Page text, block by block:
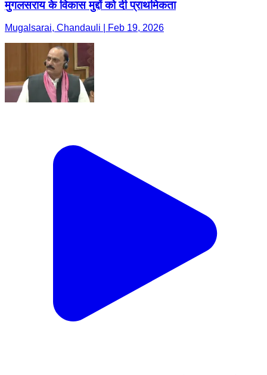
मुगलसराय के विकास मुद्दों को दी प्राथमिकता
Mugalsarai, Chandauli | Feb 19, 2026